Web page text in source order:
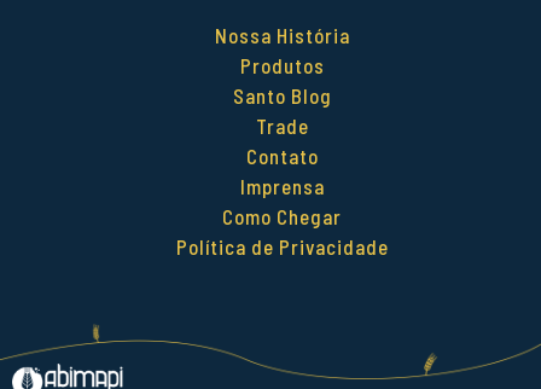
Nossa História
Produtos
Santo Blog
Trade
Contato
Imprensa
Como Chegar
Política de Privacidade